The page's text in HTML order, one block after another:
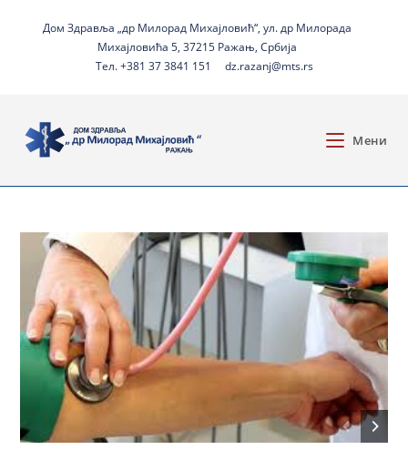
Дом Здравља „др Милорад Михајловић“, ул. др Милорада
Михајловића 5, 37215 Ражањ, Србија
Тел. +381 37 3841 151
dz.razanj@mts.rs
Мени